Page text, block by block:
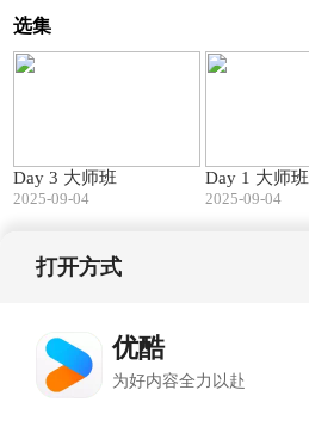
选集
Day 3 大师班
2025-09-04
Day 1 大师班
2025-09-04
打开方式
优酷
为好内容全力以赴